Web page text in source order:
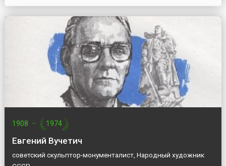
1908 — 1974
Евгений Вучетич
советский скульптор-монументалист, Народный художник